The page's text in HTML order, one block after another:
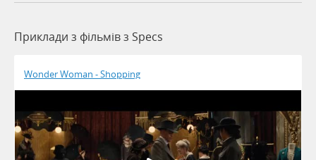
Приклади з фільмів з Specs
Wonder Woman - Shopping